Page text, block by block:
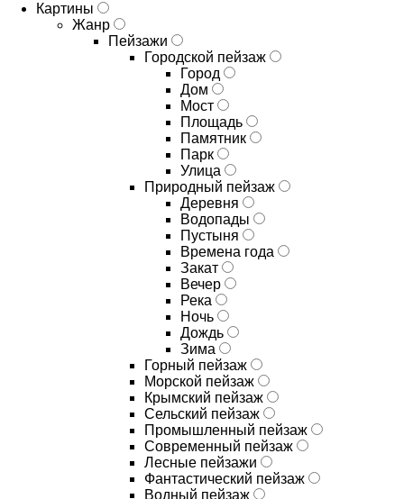
Картины
Жанр
Пейзажи
Городской пейзаж
Город
Дом
Мост
Площадь
Памятник
Парк
Улица
Природный пейзаж
Деревня
Водопады
Пустыня
Времена года
Закат
Вечер
Река
Ночь
Дождь
Зима
Горный пейзаж
Морской пейзаж
Крымский пейзаж
Сельский пейзаж
Промышленный пейзаж
Современный пейзаж
Лесные пейзажи
Фантастический пейзаж
Водный пейзаж